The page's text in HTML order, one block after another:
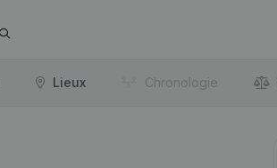
Lieux Chronologie